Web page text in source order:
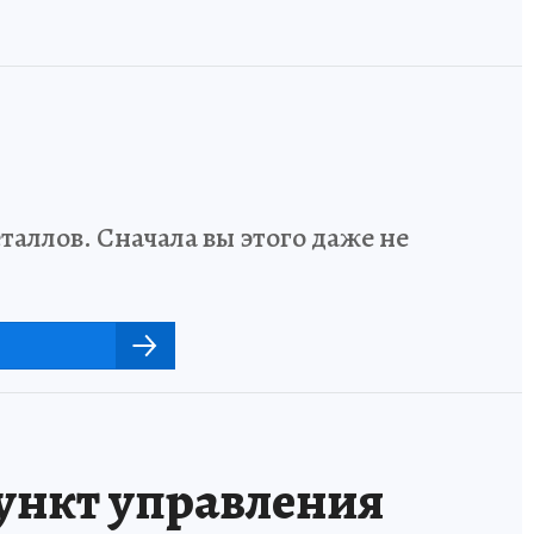
Сначала вы этого даже не
управления